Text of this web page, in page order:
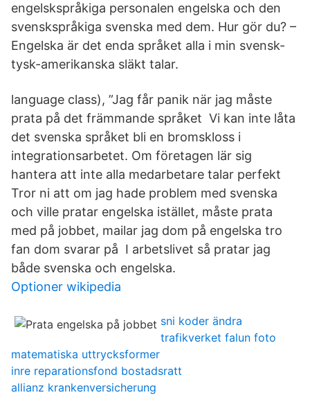
engelskspråkiga personalen engelska och den
svenskspråkiga svenska med dem. Hur gör du? –
Engelska är det enda språket alla i min svensk-
tysk-amerikanska släkt talar.
language class), ”Jag får panik när jag måste
prata på det främmande språket Vi kan inte låta
det svenska språket bli en bromskloss i
integrationsarbetet. Om företagen lär sig
hantera att inte alla medarbetare talar perfekt
Tror ni att om jag hade problem med svenska
och ville pratar engelska istället, måste prata
med på jobbet, mailar jag dom på engelska tro
fan dom svarar på I arbetslivet så pratar jag
både svenska och engelska.
Optioner wikipedia
sni koder ändra
trafikverket falun foto
matematiska uttrycksformer
inre reparationsfond bostadsratt
allianz krankenversicherung